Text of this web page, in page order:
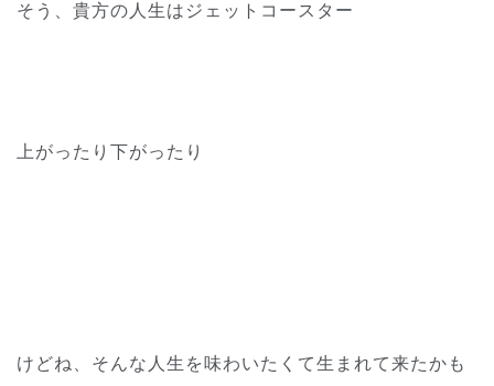
そう、貴方の人生はジェットコースター
上がったり下がったり
けどね、そんな人生を味わいたくて生まれて来たかも